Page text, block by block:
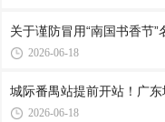
关于谨防冒用“南国书香节
2026-06-18
城际番禺站提前开站！广
2026-06-18